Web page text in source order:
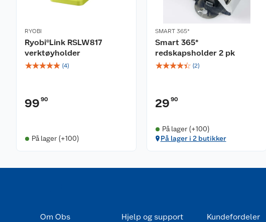
RYOBI
Ryobi®Link RSLW817
verktøyholder
☆☆☆☆☆ (4)
99 90
På lager (+100)
SMART 365*
Smart 365*
redskapsholder 2 pk
☆☆☆☆☆ (2)
29 90
På lager (+100)
På lager i 2 butikker
Om Obs Hjelp og support Kundefordeler